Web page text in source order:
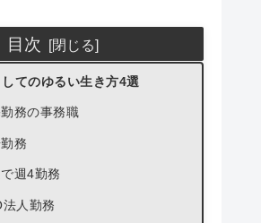
目次
てのゆるい生き方4選
務の事務職
務
週4勤務
人勤務